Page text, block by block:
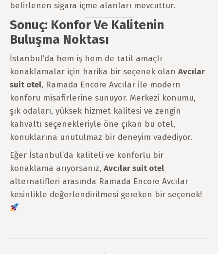
belirlenen sigara içme alanları mevcuttur.
Sonuç: Konfor Ve Kalitenin
Buluşma Noktası
İstanbul’da hem iş hem de tatil amaçlı
konaklamalar için harika bir seçenek olan Avcılar
suit otel, Ramada Encore Avcılar ile modern
konforu misafirlerine sunuyor. Merkezi konumu,
şık odaları, yüksek hizmet kalitesi ve zengin
kahvaltı seçenekleriyle öne çıkan bu otel,
konuklarına unutulmaz bir deneyim vadediyor.
Eğer İstanbul’da kaliteli ve konforlu bir
konaklama arıyorsanız, Avcılar suit otel
alternatifleri arasında Ramada Encore Avcılar
kesinlikle değerlendirilmesi gereken bir seçenek!